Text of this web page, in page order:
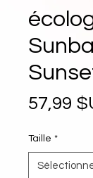
57,99
Taille *